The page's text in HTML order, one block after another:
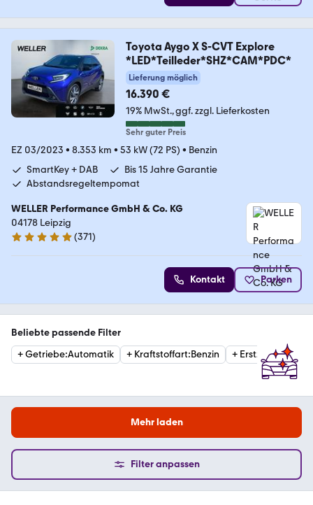
Toyota Aygo X S-CVT Explore
*LED*Teilleder*SHZ*CAM*PDC*
Lieferung möglich
16.390 €
19% MwSt. ggf. zzgl. Lieferkosten
Sehr guter Preis
EZ 03/2023 • 8.353 km • 53 kW (72 PS) • Benzin
SmartKey + DAB
Bis 15 Jahre Garantie
Abstandsregeltempomat
WELLER Performance GmbH & Co. KG
04178 Leipzig
4.8 Sterne
(371)
Kontakt Parken
Beliebte passende Filter
+Getriebe:Automatik + Kraftstoffart:Benzin + Erstzulassung
Mehr laden
Filter anpassen